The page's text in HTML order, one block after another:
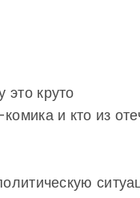
круто
и кто из